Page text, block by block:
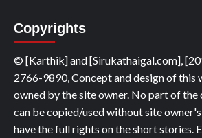
Copyrights
© [Karthik] and [Sirukathaigal.com],
2766-9890, Concept and design of this
owned by the site owner. No part of the
can be copied/used without site
have the full rights on the short stories.